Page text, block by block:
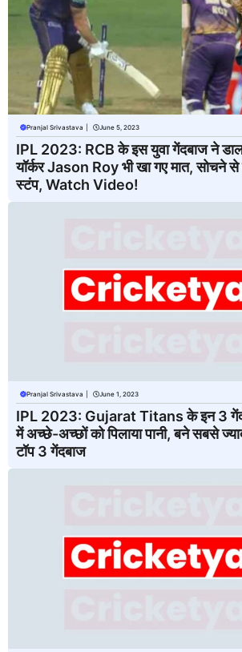
Pranjal Srivastava June 5, 2023
IPL 2023: RCB के इस युवा गेंदबाज ने
यॉर्कर Jason Roy भी खा गए मात, सोचने
स्टंप, Watch Video!
Pranjal Srivastava June 1, 2023
IPL 2023: Gujarat Titans के इन 3
में अच्छे-अच्छों को पिलाया पानी, बने सबसे
टॉप 3 गेंदबाज